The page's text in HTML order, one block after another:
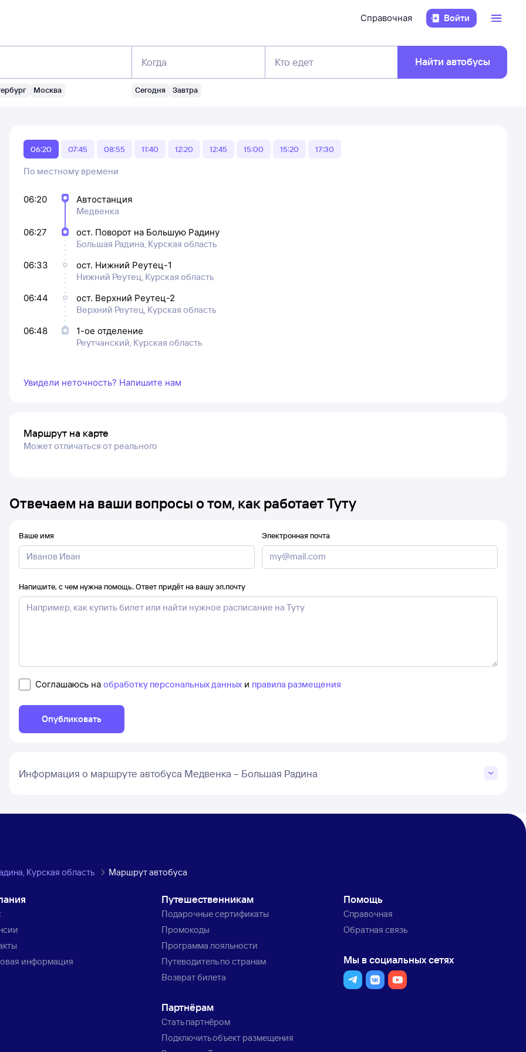
Справочная Войти
Москва
Когда
Сегодня Завтра
Кто едет Найти автобусы
06:20 07:45 08:55 11:40 12:20 12:45 15:00 15:20 17:30
По местному времени
06:20
Автостанция
Медвенка
06:27
ост. Поворот на Большую Радину
Большая Радина, Курская область
06:33
ост. Нижний Реутец-1
Нижний Реутец, Курская область
06:44
ост. Верхний Реутец-2
Верхний Реутец, Курская область
06:48
1-ое отделение
Реутчанский, Курская область
Увидели неточность? Напишите нам
Маршрут на карте
Может отличаться от реального
Отвечаем на ваши вопросы о том, как работает Туту
Ваше имя Электронная почта
Напишите, с чем нужна помощь. Ответ придёт на вашу эл.почту
Соглашаюсь на обработку персональных данных и правила размещения
Опубликовать
Информация о маршруте автобуса Медвенка – Большая Радина
Курская область Маршрут автобуса
информация
Путешественникам
Подарочные сертификаты
Промокоды
Программа лояльности
Путеводитель по странам
Возврат билета
Партнёрам
Стать партнёром
Подключить объект размещения
Помощь
Справочная
Обратная связь
Мы в социальных сетях